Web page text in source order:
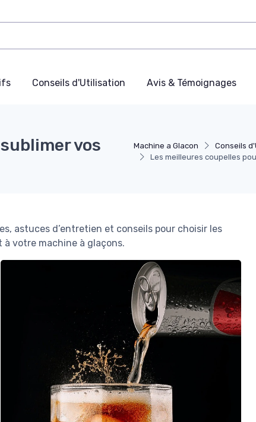
Conseils d'Utilisation Avis & Témoignages
Machine a Glacon Conseils
Les meilleures coupelles
vos
astuces d’entretien et conseils pour choisir les
à votre machine à glaçons.